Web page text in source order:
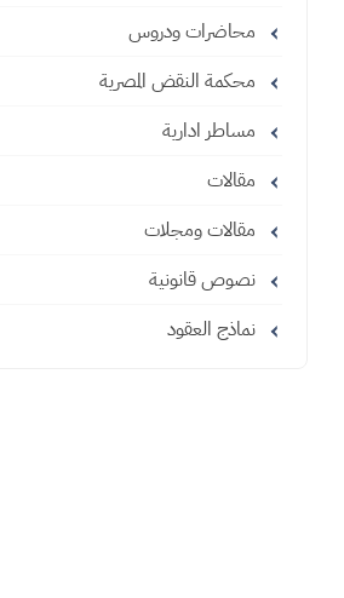
محاضرات ودروس
محكمة النقض المصرية
مساطر ادارية
مقالات
مقالات ومجلات
نصوص قانونية
نماذج العقود